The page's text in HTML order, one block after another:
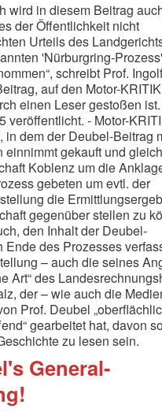
wird in diesem Beitrag
der Öffentlichkeit nicht
Urteils des
'Nürburgring-
schreibt Prof. Ingolf
auf den Motor-
einen Leser gestoßen
veröffentlicht. - Motor-
in dem der Deubel-Beitrag
einnimmt gekauft und
Koblenz um die
gebeten um evtl. der
die
gegenüber stellen zu
den Inhalt der Deubel-
Ende des Prozesses
– auch die seines
Art“ des
der – wie auch die
Prof. Deubel
gearbeitet hat, davon
zu lesen sein.
General-